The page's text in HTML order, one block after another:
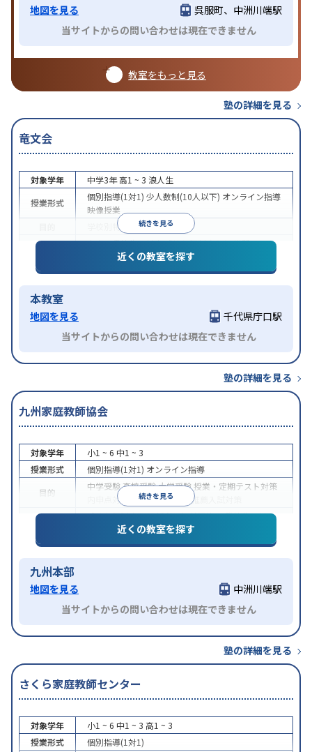
地図を見る
呉服町、中洲川端駅
当サイトからの問い合わせは現在できません
教室をもっと見る
塾の詳細を見る
竜文会
続きを見る
対象学年 中学3年高1 ~ 3 浪人生
授業形式
個別指導(1対1) 少人数制(10人以下) オンライン指導
映像授業
学校別特化対策
中高一貫校生に対応成績保証制度あり学習にPC・
タブレットを利用オンライン対応
近くの教室を探す
本教室
地図を見る
千代県庁口駅
当サイトからの問い合わせは現在できません
塾の詳細を見る
九州家庭教師協会
続きを見る
対象学年 小1 ~ 6 中1 ~ 3
授業形式
個別指導(1対1) オンライン指導
目的
中学受験高校受験大学受験 授業・定期テスト対策
内申点対策
学習習慣の定着
推薦入試対策
成績保証制度あり授業の振替可能不登校生に対応
オンライン対応
近くの教室を探す
九州本部
地図を見る
中洲川端駅
当サイトからの問い合わせは現在できません
塾の詳細を見る
さくら家庭教師センター
対象学年 小1 ~ 6 中1 ~ 3 高1 ~ 3
授業形式
個別指導(1対1)